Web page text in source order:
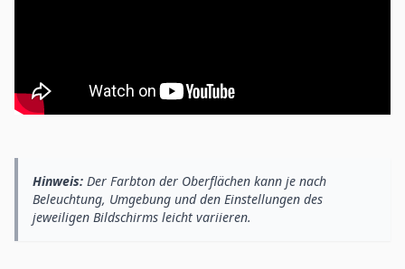
Hinweis: Der Farbton der Oberflächen kann je nach
Beleuchtung, Umgebung und den Einstellungen des
jeweiligen Bildschirms leicht variieren.